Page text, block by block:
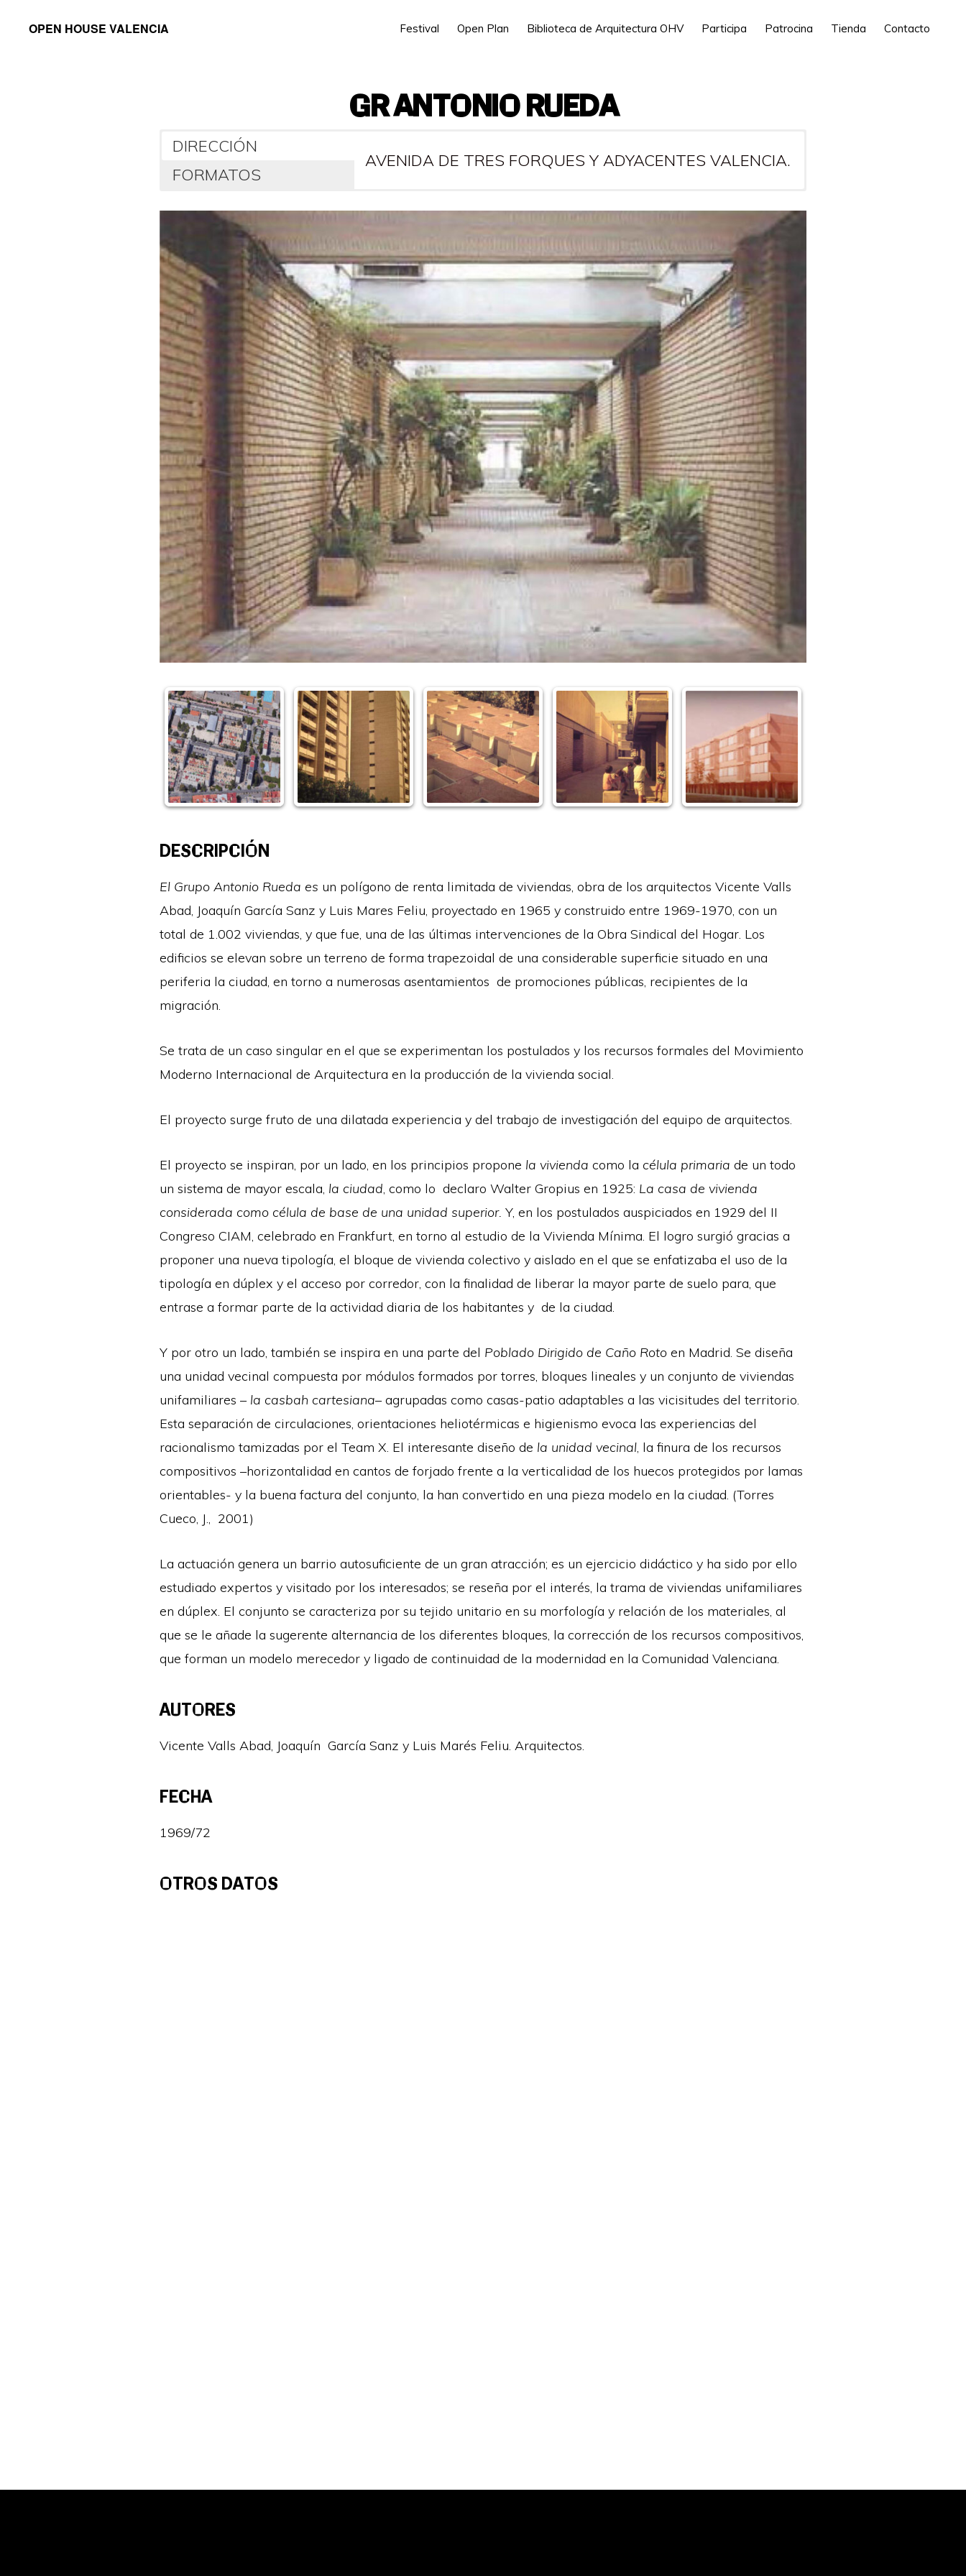
OPEN HOUSE VALENCIA Festival Open Plan Biblioteca de Arquitectura OHV Participa Patrocina Tienda Contacto
GR ANTONIO RUEDA
DIRECCIÓN
FORMATOS
AVENIDA DE TRES FORQUES Y ADYACENTES VALENCIA.
VIRTUAL: SÍ
DESCRIPCIÓN
El Grupo Antonio Rueda es un polígono de renta limitada de viviendas, obra de los arquitectos Vicente Valls
Abad, Joaquín García Sanz y Luis Mares Feliu, proyectado en 1965 y construido entre 1969-1970, con un
total de 1.002 viviendas, y que fue, una de las últimas intervenciones de la Obra Sindical del Hogar. Los
edificios se elevan sobre un terreno de forma trapezoidal de una considerable superficie situado en una
periferia la ciudad, en torno a numerosas asentamientos de promociones públicas, recipientes de la
migración.
Se trata de un caso singular en el que se experimentan los postulados y los recursos formales del Movimiento
Moderno Internacional de Arquitectura en la producción de la vivienda social.
El proyecto surge fruto de una dilatada experiencia y del trabajo de investigación del equipo de arquitectos.
El proyecto se inspiran, por un lado, en los principios propone la vivienda como la célula primaria de un todo
un sistema de mayor escala, la ciudad, como lo declaro Walter Gropius en 1925: La casa de vivienda
considerada como célula de base de una unidad superior. Y, en los postulados auspiciados en 1929 del II
Congreso CIAM, celebrado en Frankfurt, en torno al estudio de la Vivienda Mínima. El logro surgió gracias a
proponer una nueva tipología, el bloque de vivienda colectivo y aislado en el que se enfatizaba el uso de la
tipología en dúplex y el acceso por corredor, con la finalidad de liberar la mayor parte de suelo para, que
entrase a formar parte de la actividad diaria de los habitantes y de la ciudad.
Y por otro un lado, también se inspira en una parte del Poblado Dirigido de Caño Roto en Madrid. Se diseña
una unidad vecinal compuesta por módulos formados por torres, bloques lineales y un conjunto de viviendas
unifamiliares – la casbah cartesiana– agrupadas como casas-patio adaptables a las vicisitudes del territorio.
Esta separación de circulaciones, orientaciones heliotérmicas e higienismo evoca las experiencias del
racionalismo tamizadas por el Team X. El interesante diseño de la unidad vecinal, la finura de los recursos
compositivos –horizontalidad en cantos de forjado frente a la verticalidad de los huecos protegidos por lamas
orientables- y la buena factura del conjunto, la han convertido en una pieza modelo en la ciudad. (Torres
Cueco, J., 2001)
La actuación genera un barrio autosuficiente de un gran atracción; es un ejercicio didáctico y ha sido por ello
estudiado expertos y visitado por los interesados; se reseña por el interés, la trama de viviendas unifamiliares
en dúplex. El conjunto se caracteriza por su tejido unitario en su morfología y relación de los materiales, al
que se le añade la sugerente alternancia de los diferentes bloques, la corrección de los recursos compositivos,
que forman un modelo merecedor y ligado de continuidad de la modernidad en la Comunidad Valenciana.
AUTORES
Vicente Valls Abad, Joaquín García Sanz y Luis Marés Feliu. Arquitectos.
FECHA
1969/72
OTROS DATOS